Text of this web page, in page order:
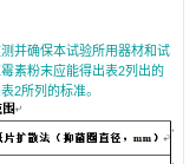
并确保本试验所用器材和试
素粉末应能得出表2列出的
2所列的标准。